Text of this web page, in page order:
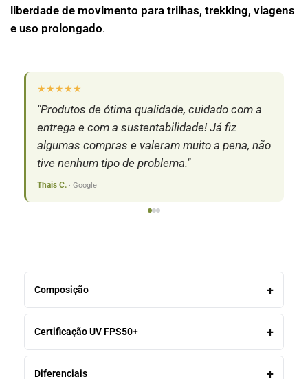
liberdade de movimento para trilhas, trekking, viagens
e uso prolongado.
★★★★★
"Produtos de ótima qualidade, cuidado com a
entrega e com a sustentabilidade! Já fiz
algumas compras e valeram muito a pena, não
tive nenhum tipo de problema."
Thais C. · Google
Composição
Certificação UV FPS50+
Diferenciais